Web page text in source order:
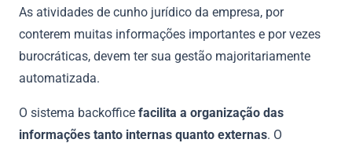
As atividades de cunho jurídico da empresa, por
conterem muitas informações importantes e por vezes
burocráticas, devem ter sua gestão majoritariamente
automatizada.
O sistema backoffice facilita a organização das
informações tanto internas quanto externas. O